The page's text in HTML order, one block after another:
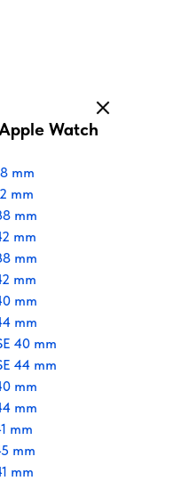
Watch
mm
mm
mm
mm
mm
mm
mm
mm
40 mm
44 mm
mm
mm
mm
mm
mm